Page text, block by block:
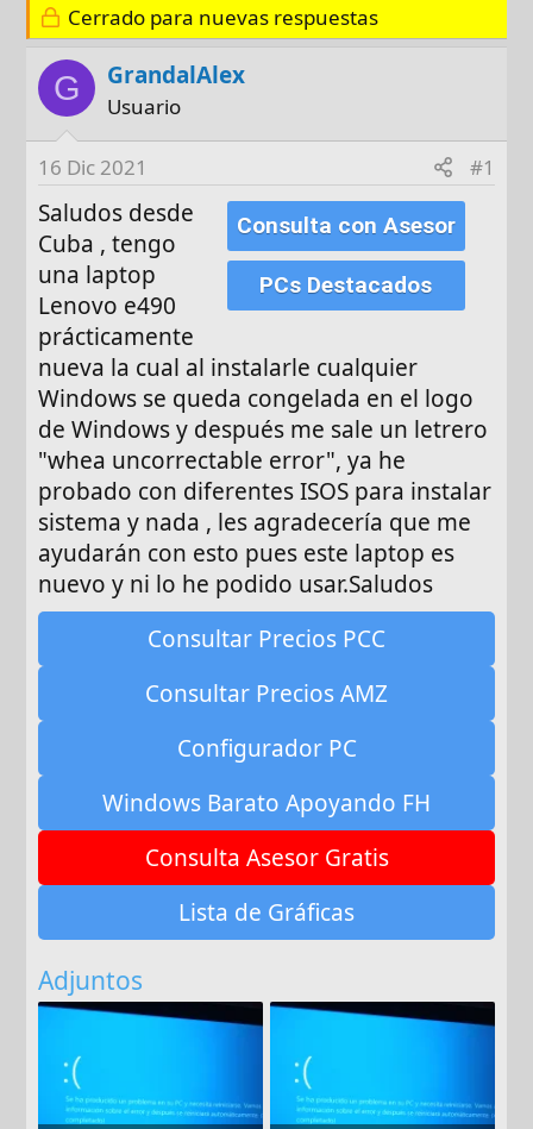
t
r
c
a
n
c
Cerrado para nuevas respuestas
G GrandalAlex
Usuario
16 Dic 2021 #1
Consulta con Asesor
PCs Destacados
Saludos desde
Cuba , tengo
una laptop
Lenovo e490
prácticamente
nueva la cual al instalarle cualquier
Windows se queda congelada en el logo
de Windows y después me sale un letrero
"whea uncorrectable error", ya he
probado con diferentes ISOS para instalar
sistema y nada , les agradecería que me
ayudarán con esto pues este laptop es
nuevo y ni lo he podido usar.Saludos
Consultar Precios PCC
Consultar Precios AMZ
Configurador PC
Windows Barato Apoyando FH
Consulta Asesor Gratis
Lista de Gráficas
Adjuntos